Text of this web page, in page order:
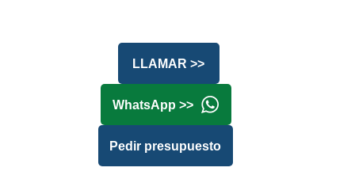
LLAMAR >>
WhatsApp >>
Pedir presupuesto